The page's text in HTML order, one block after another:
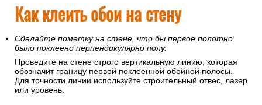
Как клеить обои на стену
Сделайте пометку на стене, что бы первое полотно
было поклеено перпендикулярно полу.
Проведите на стене строго вертикальную линию, которая
обозначит границу первой поклеенной обойной полосы.
Для точности линии используйте строительный отвес, лазер
или уровень.